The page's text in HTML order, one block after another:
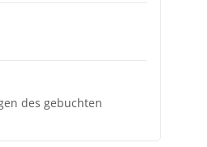
des gebuchten